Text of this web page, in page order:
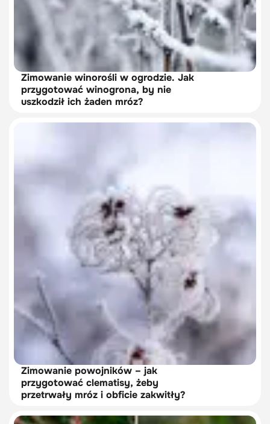
Zimowanie winorośli w ogrodzie. Jak
przygotować winogrona, by nie
uszkodził ich żaden mróz?
Zimowanie powojników – jak
przygotować clematisy, żeby
przetrwały mróz i obficie zakwitły?